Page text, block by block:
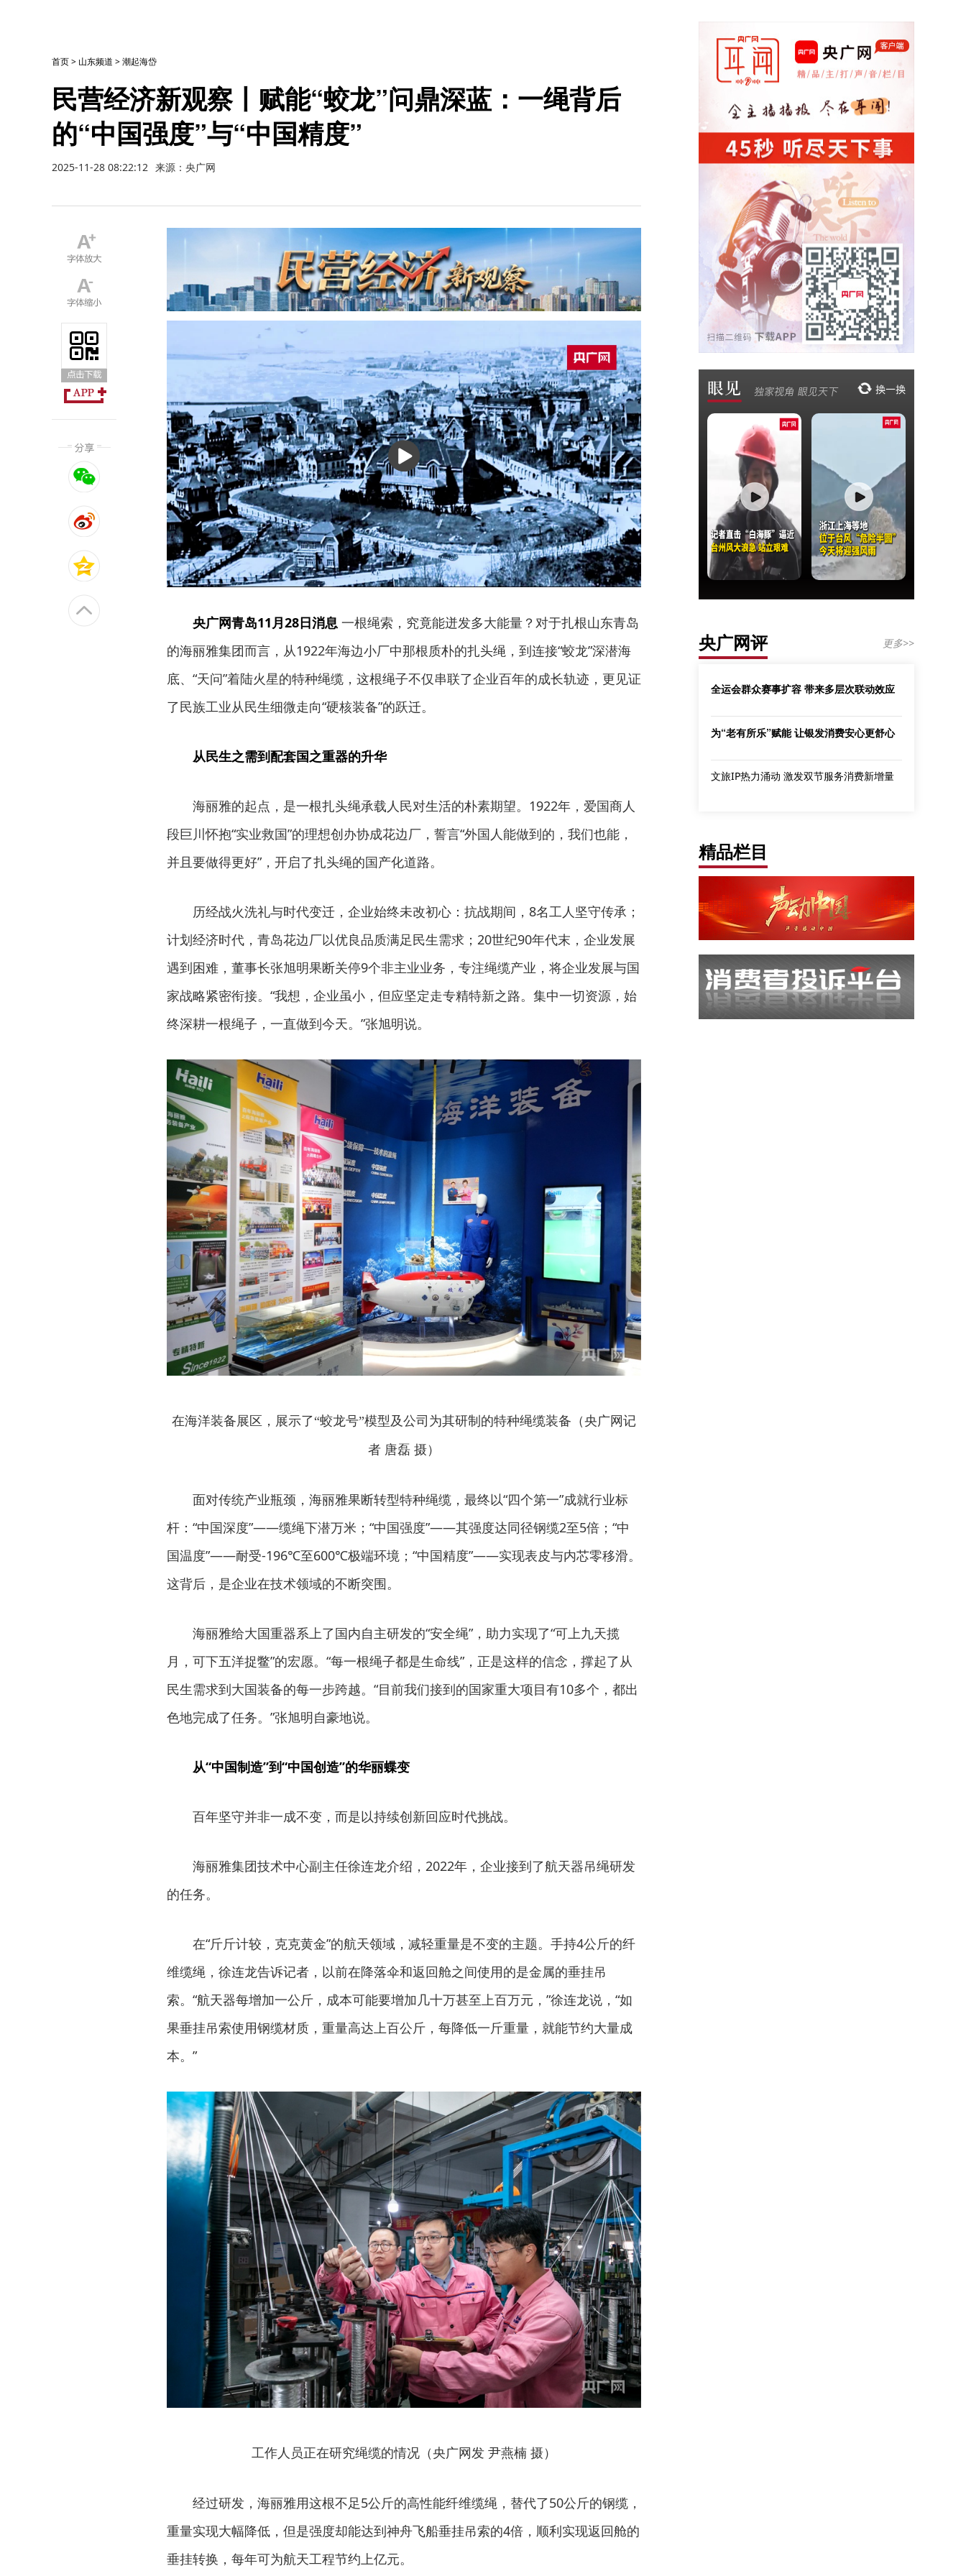
首页> 山东频道 >潮起海岱
民营经济新观察丨赋能“蛟龙”问鼎深蓝：一绳背后
的“中国强度”与“中国精度”
2025-11-28 08:22:12 来源：央广网
播
放
央广网青岛11月28日消息 一根绳索，究竟能迸发多大能量？对于扎根山东青岛
的海丽雅集团而言，从1922年海边小厂中那根质朴的扎头绳，到连接“蛟龙”深潜海
底、“天问”着陆火星的特种绳缆，这根绳子不仅串联了企业百年的成长轨迹，更见证
了民族工业从民生细微走向“硬核装备”的跃迁。
从民生之需到配套国之重器的升华
海丽雅的起点，是一根扎头绳承载人民对生活的朴素期望。1922年，爱国商人
段巨川怀抱“实业救国”的理想创办协成花边厂，誓言“外国人能做到的，我们也能，
并且要做得更好”，开启了扎头绳的国产化道路。
历经战火洗礼与时代变迁，企业始终未改初心：抗战期间，8名工人坚守传承；
计划经济时代，青岛花边厂以优良品质满足民生需求；20世纪90年代末，企业发展
遇到困难，董事长张旭明果断关停9个非主业业务，专注绳缆产业，将企业发展与国
家战略紧密衔接。“我想，企业虽小，但应坚定走专精特新之路。集中一切资源，始
终深耕一根绳子，一直做到今天。”张旭明说。
在海洋装备展区，展示了“蛟龙号”模型及公司为其研制的特种绳缆装备（央广网记
者 唐磊 摄）
面对传统产业瓶颈，海丽雅果断转型特种绳缆，最终以“四个第一”成就行业标
杆：“中国深度”——缆绳下潜万米；“中国强度”——其强度达同径钢缆2至5倍；“中
国温度”——耐受-196℃至600℃极端环境；“中国精度”——实现表皮与内芯零移滑。
这背后，是企业在技术领域的不断突围。
海丽雅给大国重器系上了国内自主研发的“安全绳”，助力实现了“可上九天揽
月，可下五洋捉鳖”的宏愿。“每一根绳子都是生命线”，正是这样的信念，撑起了从
民生需求到大国装备的每一步跨越。“目前我们接到的国家重大项目有10多个，都出
色地完成了任务。”张旭明自豪地说。
从“中国制造”到“中国创造”的华丽蝶变
百年坚守并非一成不变，而是以持续创新回应时代挑战。
海丽雅集团技术中心副主任徐连龙介绍，2022年，企业接到了航天器吊绳研发
的任务。
在“斤斤计较，克克黄金”的航天领域，减轻重量是不变的主题。手持4公斤的纤
维缆绳，徐连龙告诉记者，以前在降落伞和返回舱之间使用的是金属的垂挂吊
索。“航天器每增加一公斤，成本可能要增加几十万甚至上百万元，”徐连龙说，“如
果垂挂吊索使用钢缆材质，重量高达上百公斤，每降低一斤重量，就能节约大量成
本。”
工作人员正在研究绳缆的情况（央广网发 尹燕楠 摄）
经过研发，海丽雅用这根不足5公斤的高性能纤维缆绳，替代了50公斤的钢缆，
重量实现大幅降低，但是强度却能达到神舟飞船垂挂吊索的4倍，顺利实现返回舱的
垂挂转换，每年可为航天工程节约上亿元。
央广网评 更多>>
全运会群众赛事扩容 带来多层次联动效应
为“老有所乐”赋能 让银发消费安心更舒心
文旅IP热力涌动 激发双节服务消费新增量
精品栏目